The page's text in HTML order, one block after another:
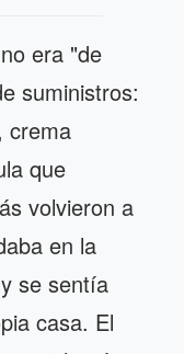
era "de
suministros:
crema
que
volvieron a
en la
se sentía
casa. El